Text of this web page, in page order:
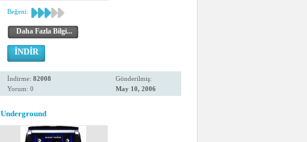
Beğeni:
Daha Fazla Bilgi...
İNDİR
İndirme: 82008
Yorum: 0
Gönderilmiş:
May 10, 2006
Underground